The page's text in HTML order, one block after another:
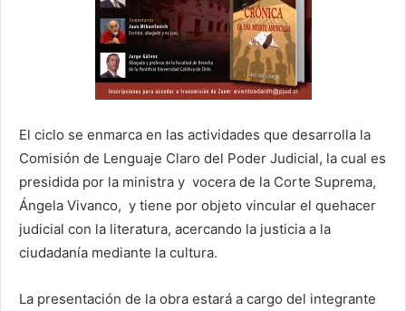
El ciclo se enmarca en las actividades que desarrolla la
Comisión de Lenguaje Claro del Poder Judicial, la cual es
presidida por la ministra y vocera de la Corte Suprema,
Ángela Vivanco, y tiene por objeto vincular el quehacer
judicial con la literatura, acercando la justicia a la
ciudadanía mediante la cultura.
La presentación de la obra estará a cargo del integrante